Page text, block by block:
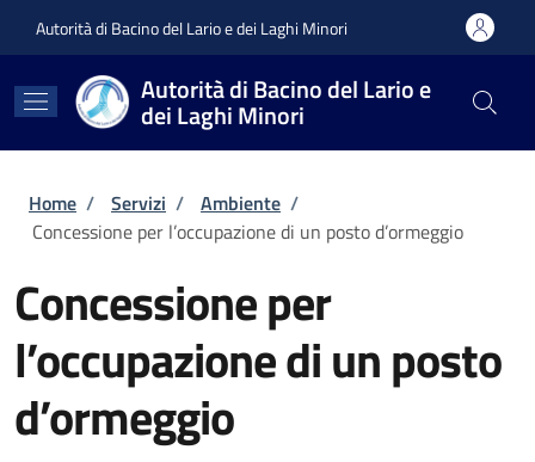
Autorità di Bacino del Lario e dei Laghi Minori
Autorità di Bacino del Lario e
dei Laghi Minori
Briciole di pane
Home / Servizi / Ambiente /
Concessione per l’occupazione di un posto d’ormeggio
Concessione per
l’occupazione di un posto
d’ormeggio